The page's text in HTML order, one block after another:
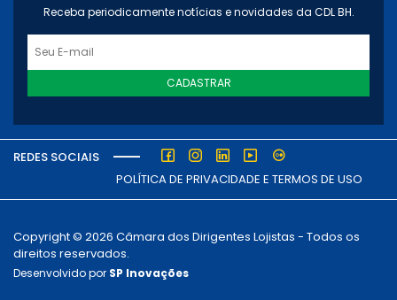
Receba periodicamente notícias e novidades da CDL BH.
CADASTRAR
REDES SOCIAIS
POLÍTICA DE PRIVACIDADE E TERMOS DE USO
Copyright © 2026 Câmara dos Dirigentes Lojistas - Todos os
direitos reservados.
Desenvolvido por SP Inovações